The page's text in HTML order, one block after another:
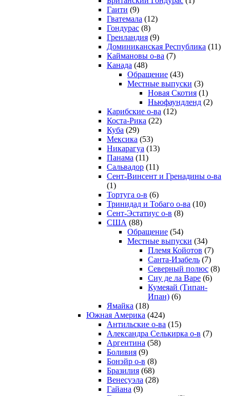
Гаити (9)
Гватемала (12)
Гондурас (8)
Гренландия (9)
Доминиканская Республика (11)
Каймановы о-ва (7)
Канада (48)
Обращение (43)
Местные выпуски (3)
Новая Скотия (1)
Ньюфаундленд (2)
Карибские о-ва (12)
Коста-Рика (22)
Куба (29)
Мексика (53)
Никарагуа (13)
Панама (11)
Сальвадор (11)
Сент-Винсент и Гренадины о-ва
(1)
Тортуга о-в (6)
Тринидад и Тобаго о-ва (10)
Сент-Эстатиус о-в (8)
США (88)
Обращение (54)
Местные выпуски (34)
Племя Койотов (7)
Санта-Изабель (7)
Северный полюс (8)
Сиу де ла Варе (6)
Кумеяай (Типан-
Ипан) (6)
Ямайка (18)
Южная Америка (424)
Антильские о-ва (15)
Александра Селькирка о-в (7)
Аргентина (58)
Боливия (9)
Бонэйр о-в (8)
Бразилия (68)
Венесуэла (28)
Гайана (9)